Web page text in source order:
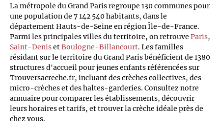
La métropole du Grand Paris regroupe 130 communes pour
une population de 7 142 540 habitants, dans le
département Hauts-de-Seine en région Île-de-France.
Parmi les principales villes du territoire, on retrouve Paris,
Saint-DenisetBoulogne-Billancourt. Les familles
résidant sur le territoire du Grand Paris bénéficient de 1380
structures d'accueil pour jeunes enfants référencées sur
Trouversacreche.fr, incluant des crèches collectives, des
micro-crèches et des haltes-garderies. Consultez notre
annuaire pour comparer les établissements, découvrir
leurs horaires et tarifs, et trouver la crèche idéale près de
chez vous.